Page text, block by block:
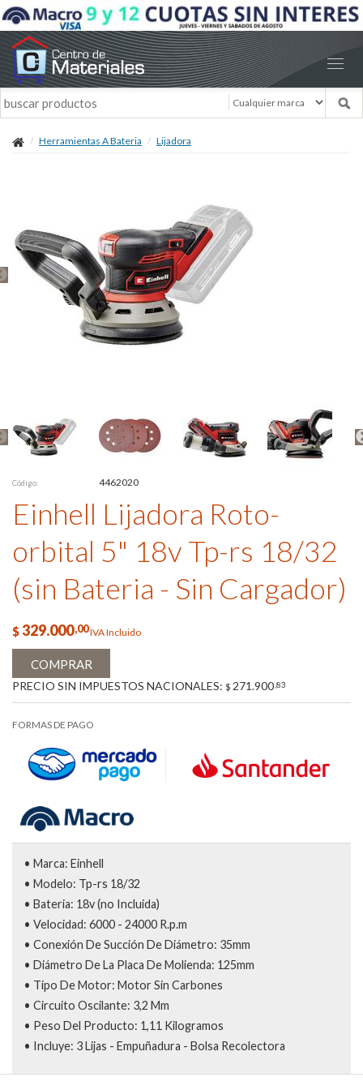
Herramientas A Bateria Lijadora
Código: 4462020
Einhell Lijadora Roto-
orbital 5" 18v Tp-rs 18/32
(sin Bateria - Sin Cargador)
$329.000,00IVA Incluido
COMPRAR
PRECIO SIN IMPUESTOS NACIONALES: $ 271.900 ,83
FORMAS DE PAGO
• Marca: Einhell
• Modelo: Tp-rs 18/32
• Bateria: 18v (no Incluida)
• Velocidad: 6000 - 24000 R.p.m
• Conexión De Succión De Diámetro: 35mm
• Diámetro De La Placa De Molienda: 125mm
• Tipo De Motor: Motor Sin Carbones
• Circuito Oscilante: 3,2 Mm
• Peso Del Producto: 1,11 Kilogramos
• Incluye: 3 Lijas - Empuñadura - Bolsa Recolectora